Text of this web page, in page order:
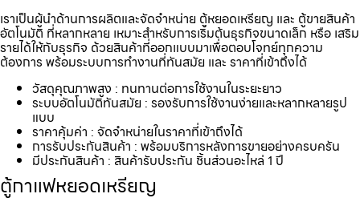
เราเป็นผู้นำด้านการผลิตและจัดจำหน่าย ตู้หยอดเหรียญ และ ตู้ขายสินค้า
อัตโนมัติ ที่หลากหลาย เหมาะสำหรับการเริ่มต้นธุรกิจขนาดเล็ก หรือ เสริม
รายได้ให้กับธุรกิจ ด้วยสินค้าที่ออกแบบมาเพื่อตอบโจทย์ทุกความ
ต้องการ พร้อมระบบการทำงานที่ทันสมัย และ ราคาที่เข้าถึงได้
วัสดุคุณภาพสูง : ทนทานต่อการใช้งานในระยะยาว
ระบบอัตโนมัติทันสมัย : รองรับการใช้งานง่ายและหลากหลายรูป
แบบ
ราคาคุ้มค่า : จัดจำหน่ายในราคาที่เข้าถึงได้
การรับประกันสินค้า : พร้อมบริการหลังการขายอย่างครบครัน
มีประกันสินค้า : สินค้ารับประกัน ชิ้นส่วนอะไหล่ 1 ปี
ตู้กาแฟหยอดเหรียญ